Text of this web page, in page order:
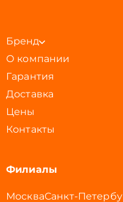
Бренд
О компании
Гарантия
Доставка
Цены
Контакты
Филиалы
МоскваСанкт-